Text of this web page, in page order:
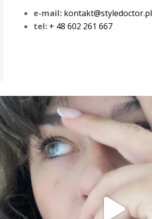
e-mail: kontakt@styledoctor.pl
tel: + 48 602 261 667